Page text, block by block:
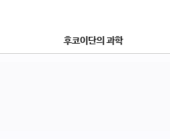
후코이단의 과학